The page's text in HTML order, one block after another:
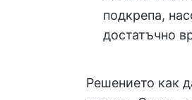
подкрепа,
достатъчно
Решението как